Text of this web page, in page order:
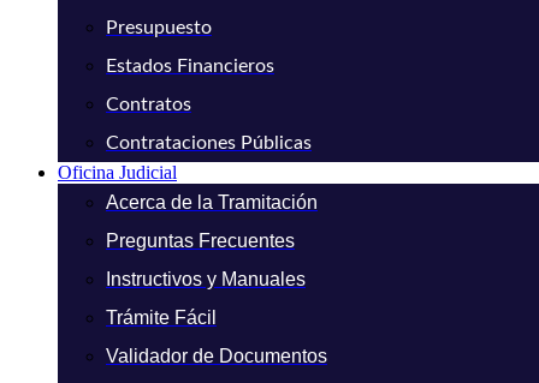
Presupuesto
Estados Financieros
Contratos
Contrataciones Públicas
Oficina Judicial
Acerca de la Tramitación
Preguntas Frecuentes
Instructivos y Manuales
Trámite Fácil
Validador de Documentos